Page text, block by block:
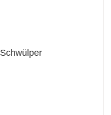
Schwülper